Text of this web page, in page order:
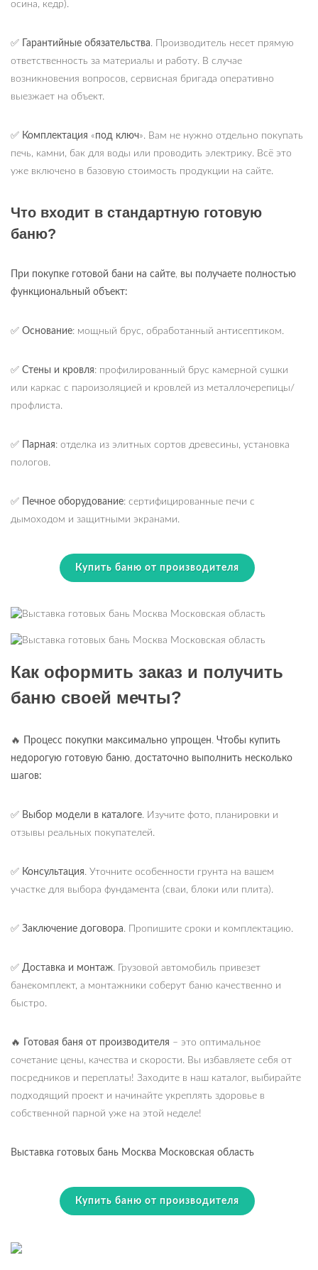
осина, кедр).
✅ Гарантийные обязательства. Производитель несет прямую
ответственность за материалы и работу. В случае
возникновения вопросов, сервисная бригада оперативно
выезжает на объект.
✅ Комплектация «под ключ». Вам не нужно отдельно покупать
печь, камни, бак для воды или проводить электрику. Всё это
уже включено в базовую стоимость продукции на сайте.
Что входит в стандартную готовую
баню?
При покупке готовой бани на сайте, вы получаете полностью
функциональный объект:
✅ Основание: мощный брус, обработанный антисептиком.
✅ Стены и кровля: профилированный брус камерной сушки
или каркас с пароизоляцией и кровлей из металлочерепицы/
профлиста.
✅ Парная: отделка из элитных сортов древесины, установка
пологов.
✅ Печное оборудование: сертифицированные печи с
дымоходом и защитными экранами.
Купить баню от производителя
Как оформить заказ и получить
баню своей мечты?
🔥 Процесс покупки максимально упрощен. Чтобы купить
недорогую готовую баню, достаточно выполнить несколько
шагов:
✅ Выбор модели в каталоге. Изучите фото, планировки и
отзывы реальных покупателей.
✅ Консультация. Уточните особенности грунта на вашем
участке для выбора фундамента (сваи, блоки или плита).
✅ Заключение договора. Пропишите сроки и комплектацию.
✅ Доставка и монтаж. Грузовой автомобиль привезет
банекомплект, а монтажники соберут баню качественно и
быстро.
🔥 Готовая баня от производителя – это оптимальное
сочетание цены, качества и скорости. Вы избавляете себя от
посредников и переплаты! Заходите в наш каталог, выбирайте
подходящий проект и начинайте укреплять здоровье в
собственной парной уже на этой неделе!
Выставка готовых бань Москва Московская область
Купить баню от производителя